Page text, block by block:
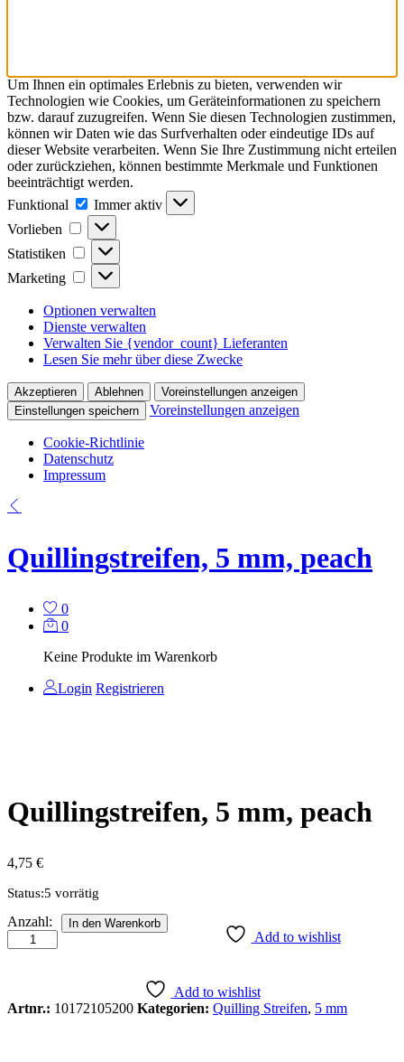
Um Ihnen ein optimales Erlebnis zu bieten, verwenden wir
Technologien wie Cookies, um Geräteinformationen zu speichern
bzw. darauf zuzugreifen. Wenn Sie diesen Technologien zustimmen,
können wir Daten wie das Surfverhalten oder eindeutige IDs auf
dieser Website verarbeiten. Wenn Sie Ihre Zustimmung nicht erteilen
oder zurückziehen, können bestimmte Merkmale und Funktionen
beeinträchtigt werden.
Funktional
Funktional
Immer aktiv
Vorlieben
Vorlieben
Statistiken Statistiken
Marketing Marketing
Optionen verwalten
Dienste verwalten
Verwalten Sie {vendor_count} Lieferanten
Lesen Sie mehr über diese Zwecke
Akzeptieren Ablehnen
Voreinstellungen anzeigen
Einstellungen speichern
Voreinstellungen anzeigen
Cookie-Richtlinie
Datenschutz
Impressum
Quillingstreifen, 5 mm, peach
0
0
Keine Produkte im Warenkorb
Login Registrieren
Quillingstreifen, 5 mm, peach
4,75 €
Status:5 vorrätig
Quillingstreifen,
mm,
Anzahl: In den Warenkorb
Add to wishlist
Add to wishlist
Artnr.: 10172105200 Kategorien: Quilling Streifen, 5 mm